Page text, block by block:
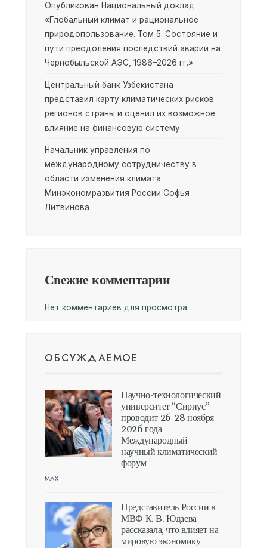
Опубликован Национальный доклад
«Глобальный климат и рациональное
природопользование. Том 5. Состояние и
пути преодоления последствий аварии на
Чернобыльской АЭС, 1986–2026 гг.»
Центральный банк Узбекистана
представил карту климатических рисков
регионов страны и оценил их возможное
влияние на финансовую систему
Начальник управления по
международному сотрудничеству в
области изменения климата
Минэкономразвития России Софья
Литвинова
Свежие комментарии
Нет комментариев для просмотра.
ОБСУЖДАЕМОЕ
Научно-технологический
университет “Сириус”
проводит 26-28 ноября
2026 года
Международный
научный климатический
форум
MAX
Представитель России в
МВФ К. В. Юдаева
рассказала, что влияет на
мировую экономику